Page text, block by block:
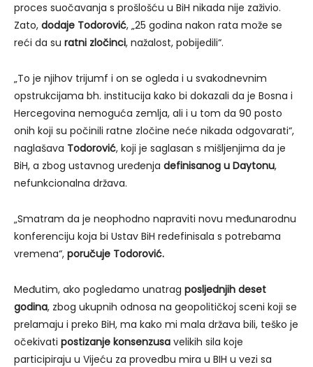
proces suočavanja s prošlošću u BiH nikada nije zaživio.
Zato, dodaje Todorović, „25 godina nakon rata može se
reći da su ratni zločinci, nažalost, pobijedili“.
„To je njihov trijumf i on se ogleda i u svakodnevnim
opstrukcijama bh. institucija kako bi dokazali da je Bosna i
Hercegovina nemoguća zemlja, ali i u tom da 90 posto
onih koji su počinili ratne zločine neće nikada odgovarati“,
naglašava Todorović, koji je saglasan s mišljenjima da je
BiH, a zbog ustavnog uređenja definisanog u Daytonu,
nefunkcionalna država.
„Smatram da je neophodno napraviti novu međunarodnu
konferenciju koja bi Ustav BiH redefinisala s potrebama
vremena“, poručuje Todorović.
Međutim, ako pogledamo unatrag posljednjih deset
godina, zbog ukupnih odnosa na geopolitičkoj sceni koji se
prelamaju i preko BiH, ma kako mi mala država bili, teško je
očekivati postizanje konsenzusa velikih sila koje
participiraju u Vijeću za provedbu mira u BIH u vezi sa